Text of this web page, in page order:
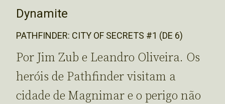
Dynamite
PATHFINDER: CITY OF SECRETS #1 (DE 6)
Por Jim Zub e Leandro Oliveira. Os
heróis de Pathfinder visitam a
cidade de Magnimar e o perigo não